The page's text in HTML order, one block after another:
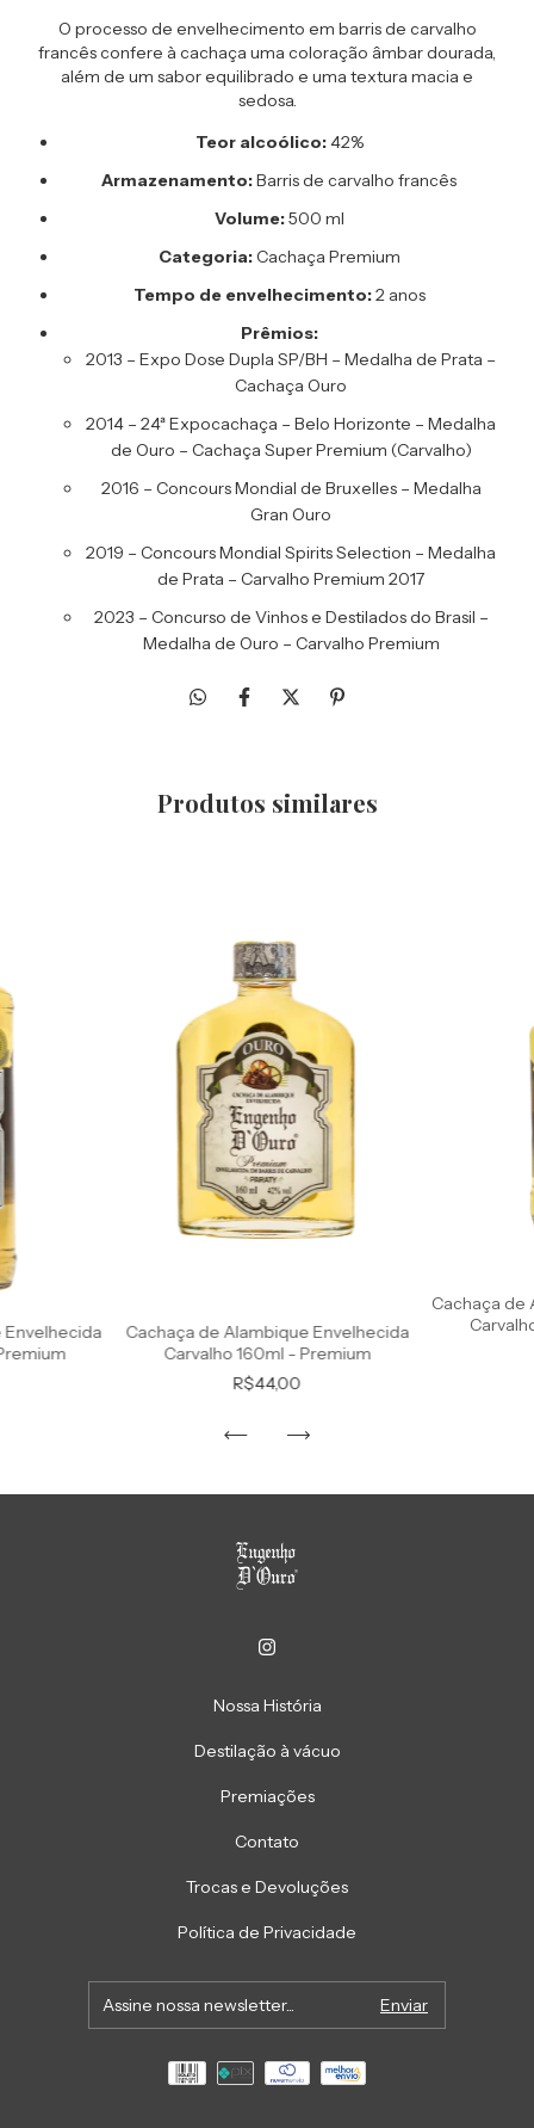
O processo de envelhecimento em barris de carvalho
francês confere à cachaça uma coloração âmbar dourada,
além de um sabor equilibrado e uma textura macia e
sedosa.
Teor alcoólico:42%
Armazenamento:Barris de carvalho francês
Volume:500 ml
Categoria:Cachaça Premium
Tempo de envelhecimento:2 anos
Prêmios:
2013 – Expo Dose Dupla SP/BH – Medalha de Prata –
Cachaça Ouro
2014 – 24ª Expocachaça – Belo Horizonte – Medalha
de Ouro – Cachaça Super Premium (Carvalho)
2016 – Concours Mondial de Bruxelles – Medalha
Gran Ouro
2019 – Concours Mondial Spirits Selection – Medalha
de Prata – Carvalho Premium 2017
2023 – Concurso de Vinhos e Destilados do Brasil –
Medalha de Ouro – Carvalho Premium
Produtos similares
Cachaça de Alambique Envelhecida
Carvalho 160ml - Premium
R$44,00
Cachaça de
Nossa História
Destilação à vácuo
Premiações
Contato
Trocas e Devoluções
Política de Privacidade